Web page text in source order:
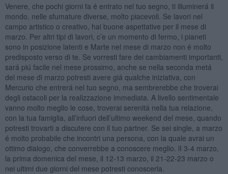
Venere, che pochi giorni fa é entrato nel tuo segno, ti illuminerá il
mondo, nelle sfumature diverse, molto piacevoli. Se lavori nel
campo artistico o creativo, hai buone aspettative per il mese di
marzo. Per altri tipi di lavori, c’e un momento di fermo, i pianeti
sono in posizione latenti e Marte nel mese di marzo non é molto
predisposto verso di te. Se vorresti fare dei cambiamenti importanti,
sará piú facile nel mese prossimo, anche se nella seconda metá
del mese di marzo potresti avere giá qualche iniziativa, con
Mercurio che entrerá nel tuo segno, ma sembrerebbe che troverai
degli ostacoli per la realizzazione immediata. A livello sentimentale
vanno molto meglio le cose, troverai serenitá nella tua relazione,
con la tua famiglia, all’infuori dell’ultimo weekend del mese, quando
potresti trovarti a discutere con il tuo partner. Se sei single, a marzo
é molto probabile che incontri una persona, con la quale avrai un
ottimo dialogo, che converrebbe a conoscere meglio. lI 3-4 marzo,
la prima domenica del mese, il 12-13 marzo, il 21-22-23 marzo o
nei ultimi due giorni del mese potresti conoscerla.